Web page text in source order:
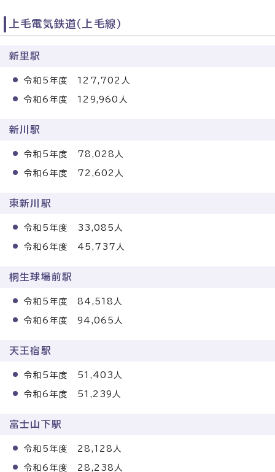
上毛電気鉄道（上毛線）
新里駅
令和5年度 127,702人
令和6年度 129,960人
新川駅
令和5年度 78,028人
令和6年度 72,602人
東新川駅
令和5年度 33,085人
令和6年度 45,737人
桐生球場前駅
令和5年度 84,518人
令和6年度 94,065人
天王宿駅
令和5年度 51,403人
令和6年度 51,239人
富士山下駅
令和5年度 28,128人
令和6年度 28,238人